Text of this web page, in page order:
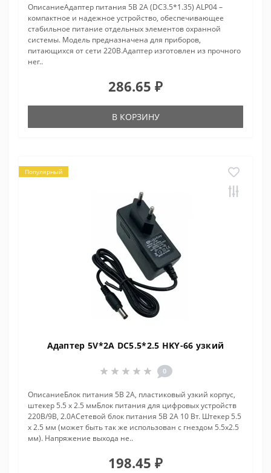
ОписаниеАдаптер питания 5В 2А (DC3.5*1.35) ALP04 –
компактное и надежное устройство, обеспечивающее
стабильное питание отдельных элементов охранной
системы. Модель предназначена для приборов,
питающихся от сети 220В.Адаптер изготовлен из прочного
нег..
286.65 ₽
В КОРЗИНУ
Популярный
Адаптер 5V*2A DC5.5*2.5 HKY-66 узкий
0
ОписаниеБлок питания 5В 2A, пластиковый узкий корпус,
штекер 5.5 x 2.5 ммБлок питания для цифровых устройств
220В/9В, 2.0АСетевой блок питания 5В 2А 10 Вт. Штекер 5.5
x 2.5 мм (может быть так же использован с гнездом 5.5x2.5
мм). Напряжение выхода не..
198.45 ₽